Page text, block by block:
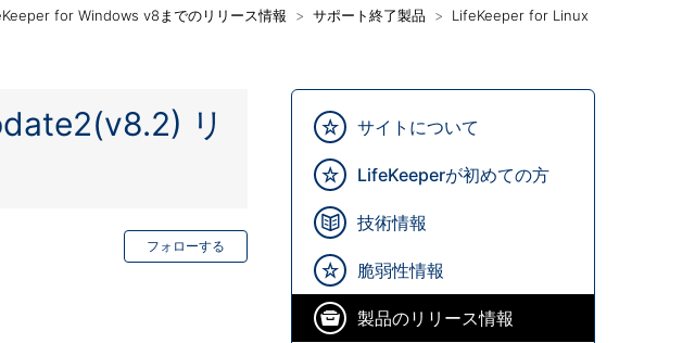
for Windows v8までのリリース情報 サポート終了製品
LifeKeeper for Linux
サイトについて
LifeKeeperが初めての方
技術情報
脆弱性情報
製品のリリース情報
リ
フォローする